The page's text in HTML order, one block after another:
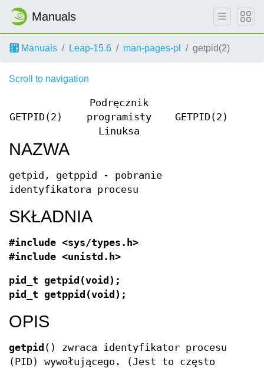
Manuals
Manuals Leap-15.6 man-pages-pl getpid(2)
Scroll to navigation
GETPID(2)
Podręcznik
programisty
Linuksa
GETPID(2)
NAZWA
getpid, getppid - pobranie
identyfikatora procesu
SKŁADNIA
#include <sys/types.h>
#include <unistd.h>
pid_t getpid(void);
pid_t getppid(void);
OPIS
getpid () zwraca identyfikator procesu
(PID) wywołującego. (Jest to często